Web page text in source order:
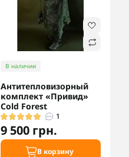
В наличии
Антитепловизорный
комплект «Привид»
Cold Forest
1
9 500 грн.
В корзину